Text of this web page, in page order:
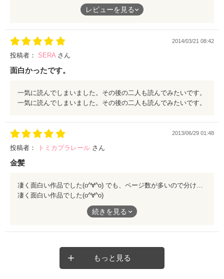
別サイトが閉鎖されても読めてうれしいです。
青い瞳の君も途中でしたが、いつか読めたらうれしいです。
レビューを見る
2014/03/21 08:42
投稿者： SERA さん
面白かったです。
一気に読んでしまいました。その後の二人も読んでみたいです。
一気に読んでしまいました。その後の二人も読んでみたいです。
2013/06/29 01:48
投稿者： トミカプラレール さん
金髪
凄く面白い作品でした(o^∀^o)
でも、ページ数が多いので分けてかいたほうがみやすいと思いま
続きを見る
もっと見る